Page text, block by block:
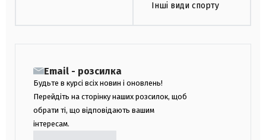
Інші види спорту
Email - розсилка
Будьте в курсі всіх новин і оновлень!
Перейдіть на сторінку наших розсилок, щоб
обрати ті, що відповідають вашим
інтересам.